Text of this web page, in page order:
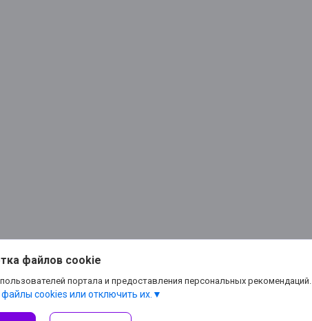
файлов cookie
портала и предоставления персональных рекомендаций.
cookies или отключить их.